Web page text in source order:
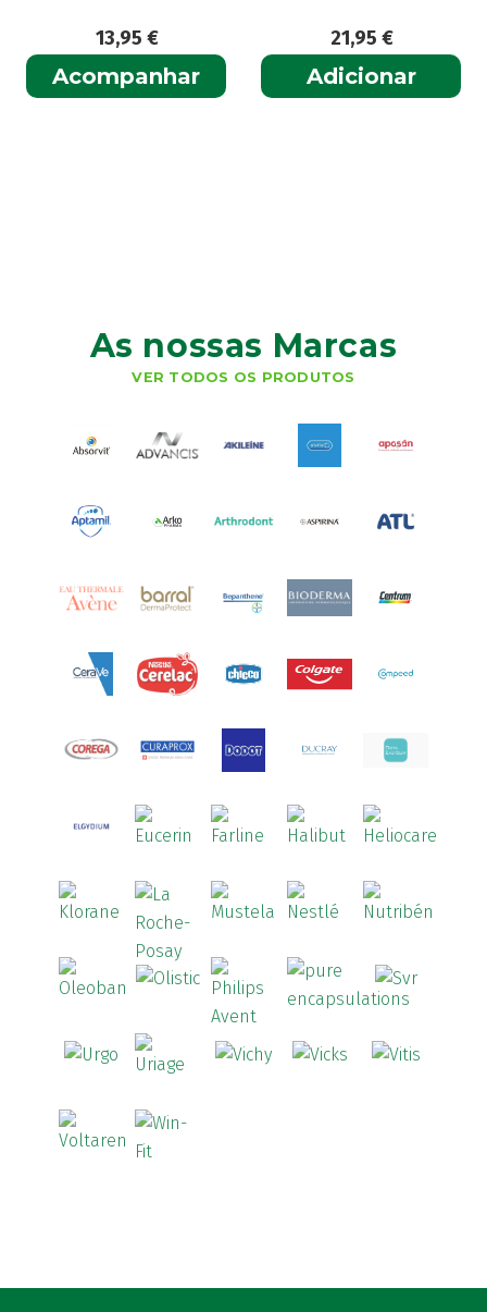
13,95€
Acompanhar
21,95€
Adicionar
As nossas Marcas
VER TODOS OS PRODUTOS